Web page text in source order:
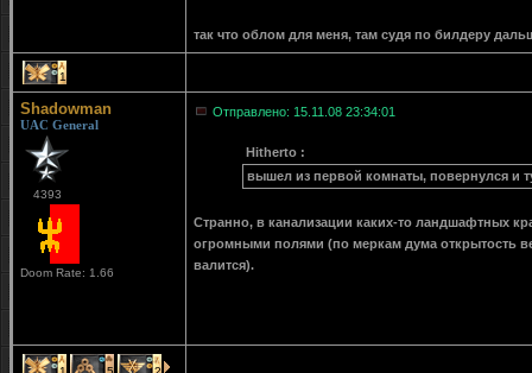
так что облом для меня, там судя по билдеру
1
Shadowman
UAC General
4393
Doom Rate: 1.66
Отправлено: 15.11.08 23:34:01
Hitherto :
вышел из первой комнаты, повернулся и
Странно, в канализации каких-то ландшафтных
огромными полями (по меркам дума открытость
валится).